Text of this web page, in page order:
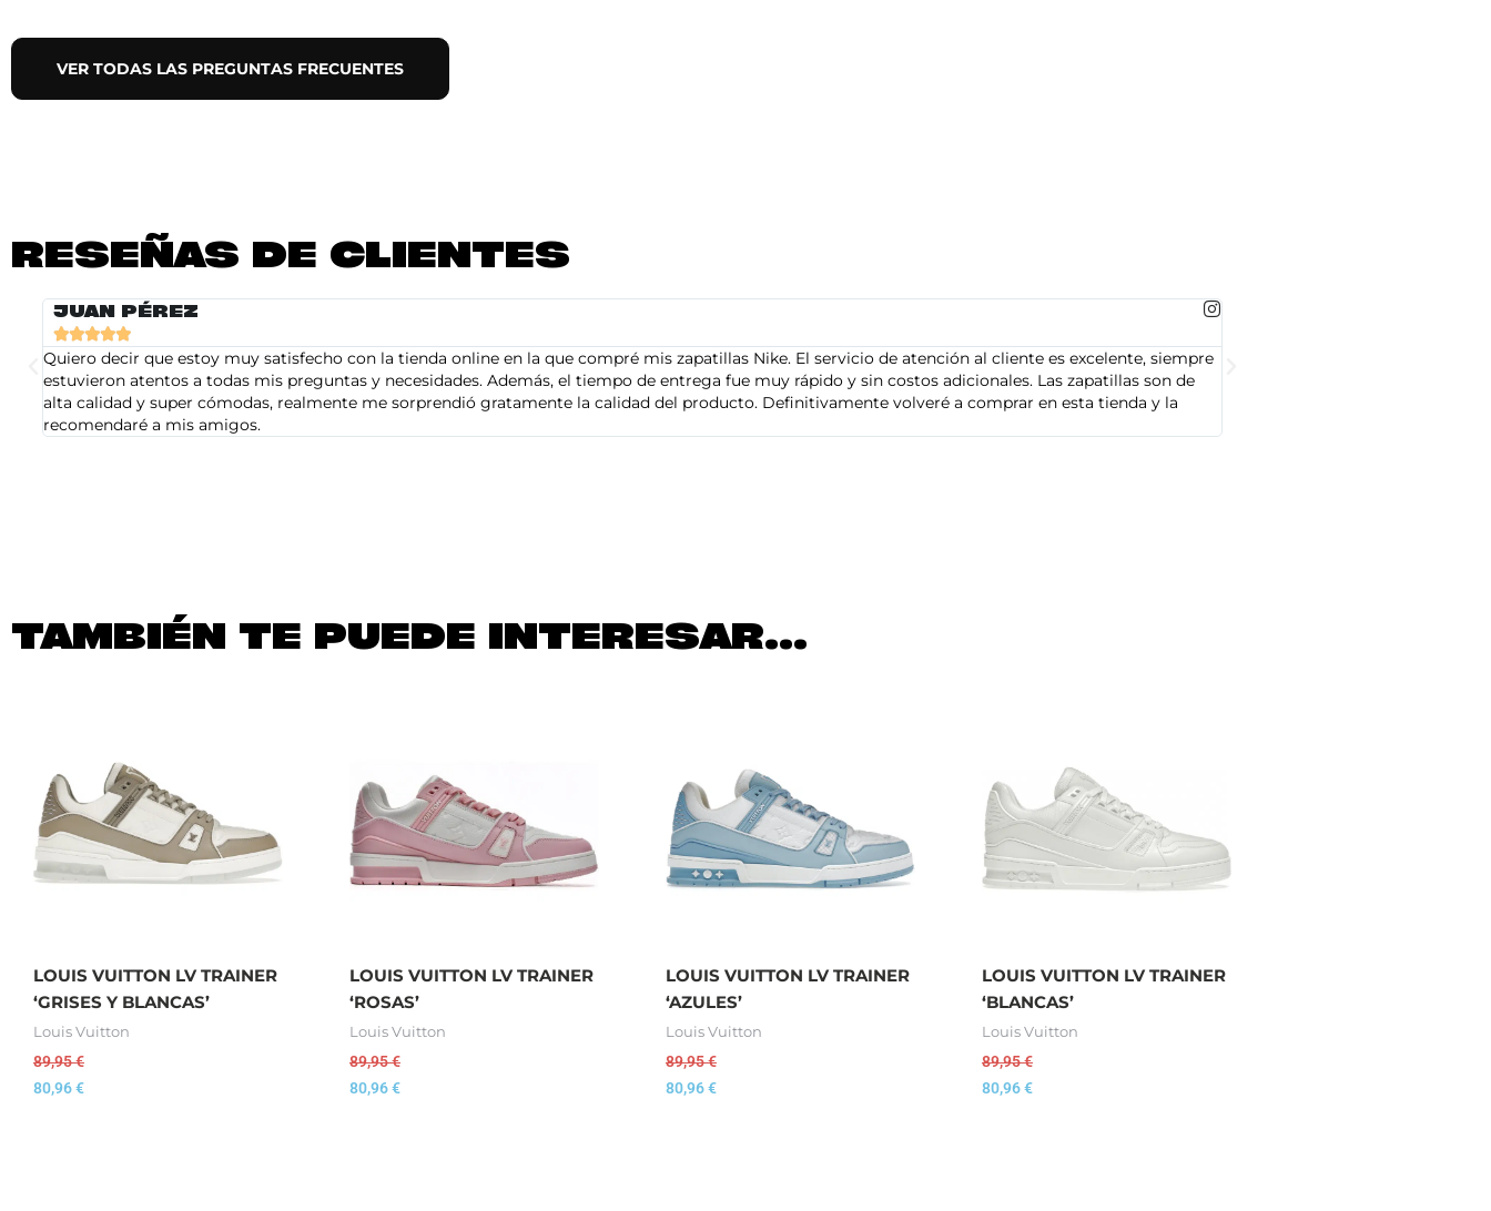
VER TODAS LAS PREGUNTAS FRECUENTES
RESEÑAS DE CLIENTES
JUAN PÉREZ

Quiero decir que estoy muy satisfecho con la tienda online en la que compré mis zapatillas Nike. El servicio de atención al cliente es excelente, siempre
estuvieron atentos a todas mis preguntas y necesidades. Además, el tiempo de entrega fue muy rápido y sin costos adicionales. Las zapatillas son de
alta calidad y super cómodas, realmente me sorprendió gratamente la calidad del producto. Definitivamente volveré a comprar en esta tienda y la
recomendaré a mis amigos.
TAMBIÉN TE PUEDE INTERESAR...
LOUIS VUITTON LV TRAINER
‘GRISES Y BLANCAS’
Louis Vuitton
89,95€
80,96€
LOUIS VUITTON LV TRAINER
‘ROSAS’
Louis Vuitton
89,95€
80,96€
LOUIS VUITTON LV TRAINER
‘AZULES’
Louis Vuitton
89,95€
80,96€
LOUIS VUITTON LV TRAINER
‘BLANCAS’
Louis Vuitton
89,95€
80,96€